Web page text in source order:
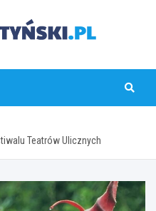
Teatrów Ulicznych